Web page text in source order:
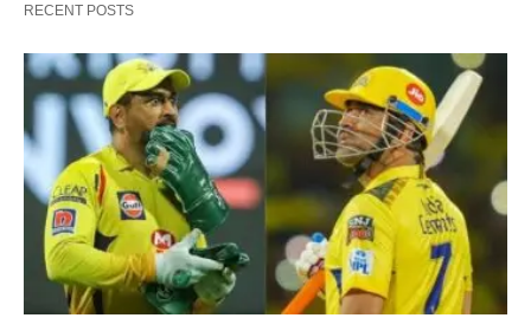
RECENT POSTS